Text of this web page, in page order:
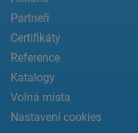
Partneři
Certifikáty
Reference
Katalogy
Volná místa
Nastavení cookies